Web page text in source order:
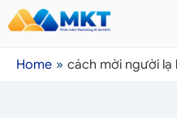
Home cách mời người lạ